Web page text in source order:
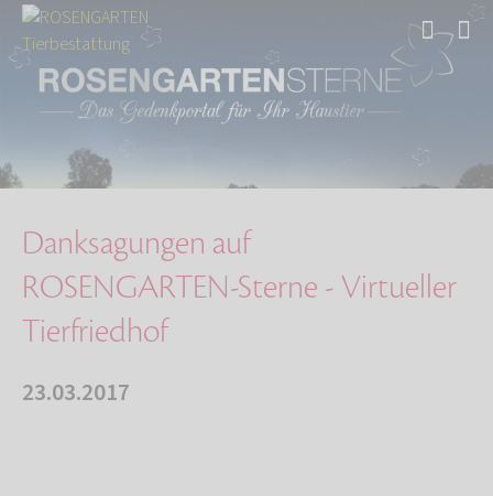
Start Über uns
Aktuelles
Danksagungen auf ROSENGARTEN-Sterne - Virtuel…
Danksagungen auf
ROSENGARTEN-Sterne - Virtueller
Tierfriedhof
23.03.2017